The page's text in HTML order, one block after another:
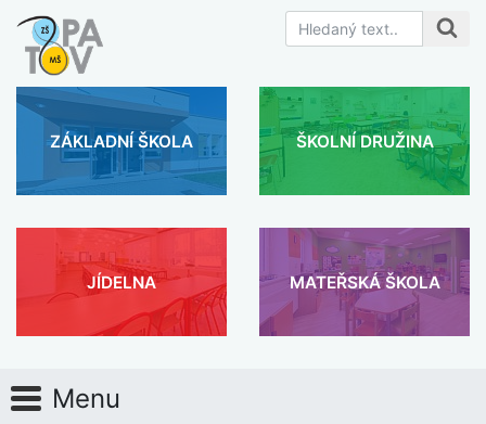
ZÁKLADNÍ ŠKOLA ŠKOLNÍ DRUŽINA
JÍDELNA MATEŘSKÁ ŠKOLA
Menu